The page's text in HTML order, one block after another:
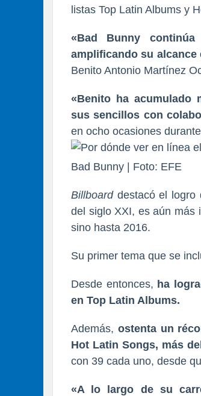
listas Top Latin Albums y
«Bad Bunny
amplificando su alcance
Benito Antonio Martínez
«Benito ha acumulado
sus sencillos con
en ocho ocasiones
Bad Bunny | Foto: EFE
Billboard destacó el logro
del siglo XXI, es aún más
sino hasta 2016.
Su primer tema que se
Desde entonces, ha
en Top Latin Albums.
Además, ostenta un
Hot Latin Songs, más
con 39 cada uno, desde
«A lo largo de su